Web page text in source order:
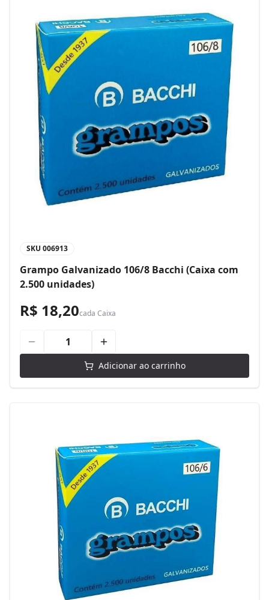
SKU 006913
Grampo Galvanizado 106/8 Bacchi (Caixa com
2.500 unidades)
R$ 18,20cada Caixa
Adicionar ao carrinho